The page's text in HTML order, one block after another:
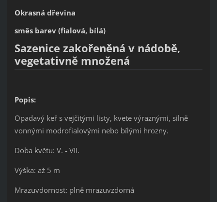
Okrasná dřevina
směs barev (fialová, bílá)
Sazenice zakořeněná v nádobě,
vegetativně množená
Popis:
Opadavý keř s vejčitými listy, kvete výraznými, silně
vonnými modrofialovými nebo bílými hrozny.
Doba květu: V. - VII.
Výška: až 5 m
Mrazuvdornost: plně mrazuvzdorná